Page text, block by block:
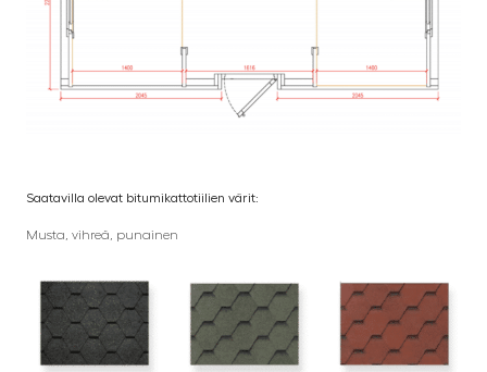
Saatavilla olevat bitumikattotiilien värit:
Musta, vihreä, punainen